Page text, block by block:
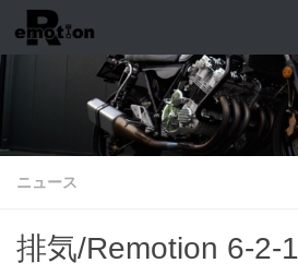
コンテンツへスキップ
ニュース
排気/Remotion 6-2-